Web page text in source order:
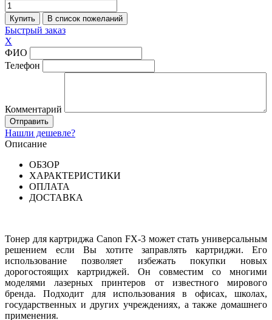
Быстрый заказ
X
ФИО
Телефон
Комментарий
Нашли дешевле?
Описание
ОБЗОР
ХАРАКТЕРИСТИКИ
ОПЛАТА
ДОСТАВКА
Тонер для картриджа Canon FX-3 может стать универсальным
решением если Вы хотите заправлять картриджи. Его
использование позволяет избежать покупки новых
дорогостоящих картриджей. Он совместим со многими
моделями лазерных принтеров от известного мирового
бренда. Подходит для использования в офисах, школах,
государственных и других учреждениях, а также домашнего
применения.